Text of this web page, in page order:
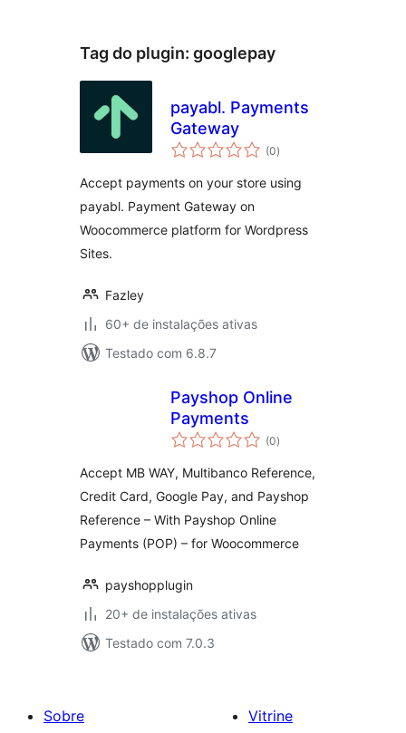
Tag do plugin: googlepay
payabl. Payments
Gateway
(0total
de
)
Accept payments on your store using
payabl. Payment Gateway on
Woocommerce platform for Wordpress
Sites.
Fazley
60+ de instalações ativas
Testado com 6.8.7
Payshop Online
Payments
(0total
de
)
Accept MB WAY, Multibanco Reference,
Credit Card, Google Pay, and Payshop
Reference – With Payshop Online
Payments (POP) – for Woocommerce
payshopplugin
20+ de instalações ativas
Testado com 7.0.3
Sobre
Vitrine